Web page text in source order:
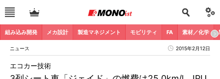
組み込み開発 メカ設計 製造マネジメント モビリティ FA 素材／化学
ニュース 2015年2月12日
エコカー技術